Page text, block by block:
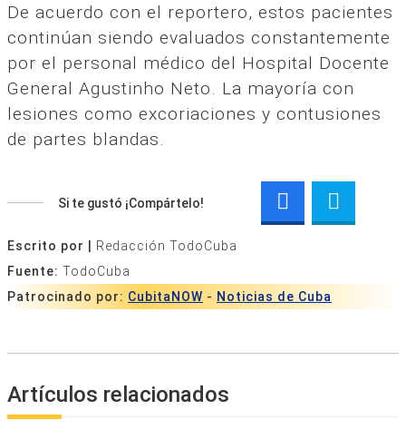
De acuerdo con el reportero, estos pacientes
continúan siendo evaluados constantemente
por el personal médico del Hospital Docente
General Agustinho Neto. La mayoría con
lesiones como excoriaciones y contusiones
de partes blandas.
Si te gustó ¡Compártelo!
Escrito por |
Redacción TodoCuba
Fuente: TodoCuba
Patrocinado por: CubitaNOW - Noticias de Cuba
Artículos relacionados